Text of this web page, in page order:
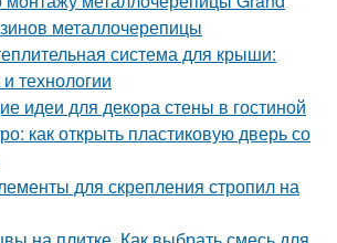
металлочерепицы
система для крыши:
технологии
идеи для декора стены в гостиной
как открыть пластиковую дверь со
для скрепления стропил на